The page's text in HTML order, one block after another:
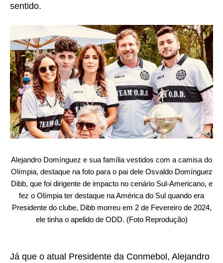
sentido.
Alejandro Domínguez e sua família vestidos com a camisa do
Olímpia, destaque na foto para o pai dele Osvaldo Domínguez
Dibb, que foi dirigente de impacto no cenário Sul-Americano, e
fez o Olímpia ter destaque na América do Sul quando era
Presidente do clube, Dibb morreu em 2 de Fevereiro de 2024,
ele tinha o apelido de ODD. (Foto Reprodução)
Já que o atual Presidente da Conmebol, Alejandro